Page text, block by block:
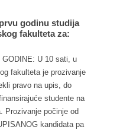
godinu studija
fakulteta za:
U 10 sati, u
fakulteta je prozivanje
pravo na upis, do
studente na
Prozivanje počinje od
kandidata pa